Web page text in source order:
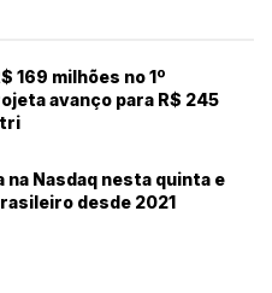
169 milhões no 1º
avanço para R$ 245
tri
na Nasdaq nesta quinta e
desde 2021